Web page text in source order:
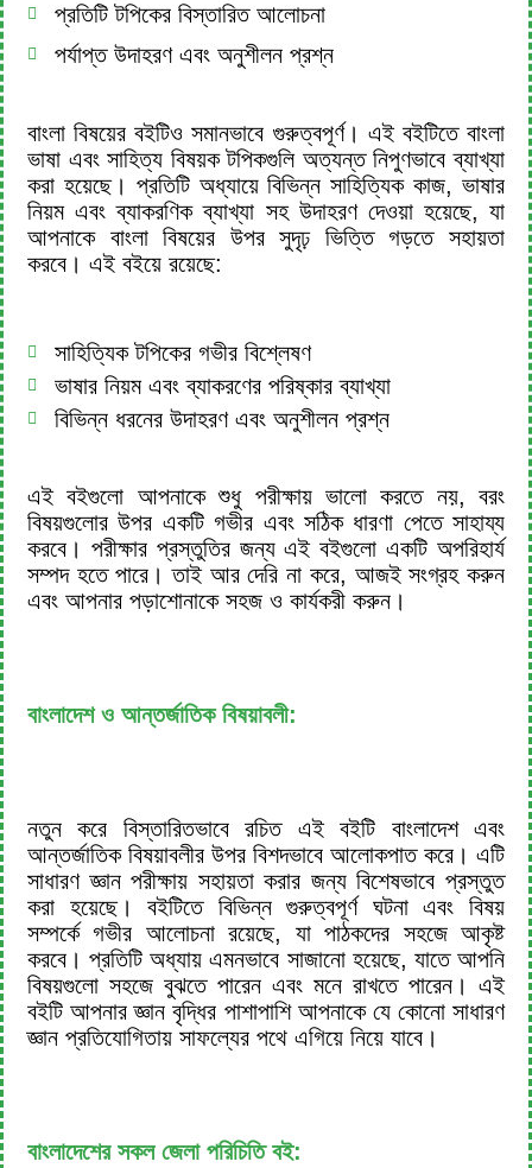
প্রতিটি টপিকের বিস্তারিত আলোচনা
পর্যাপ্ত উদাহরণ এবং অনুশীলন প্রশ্ন
বাংলা বিষয়ের বইটিও সমানভাবে গুরুত্বপূর্ণ। এই বইটিতে বাংলা
ভাষা এবং সাহিত্য বিষয়ক টপিকগুলি অত্যন্ত নিপুণভাবে ব্যাখ্যা
করা হয়েছে। প্রতিটি অধ্যায়ে বিভিন্ন সাহিত্যিক কাজ, ভাষার
নিয়ম এবং ব্যাকরণিক ব্যাখ্যা সহ উদাহরণ দেওয়া হয়েছে, যা
আপনাকে বাংলা বিষয়ের উপর সুদৃঢ় ভিত্তি গড়তে সহায়তা
করবে। এই বইয়ে রয়েছে:
সাহিত্যিক টপিকের গভীর বিশ্লেষণ
ভাষার নিয়ম এবং ব্যাকরণের পরিষ্কার ব্যাখ্যা
বিভিন্ন ধরনের উদাহরণ এবং অনুশীলন প্রশ্ন
এই বইগুলো আপনাকে শুধু পরীক্ষায় ভালো করতে নয়, বরং
বিষয়গুলোর উপর একটি গভীর এবং সঠিক ধারণা পেতে সাহায্য
করবে। পরীক্ষার প্রস্তুতির জন্য এই বইগুলো একটি অপরিহার্য
সম্পদ হতে পারে। তাই আর দেরি না করে, আজই সংগ্রহ করুন
এবং আপনার পড়াশোনাকে সহজ ও কার্যকরী করুন।
বাংলাদেশ ও আন্তর্জাতিক বিষয়াবলী:
নতুন করে বিস্তারিতভাবে রচিত এই বইটি বাংলাদেশ এবং
আন্তর্জাতিক বিষয়াবলীর উপর বিশদভাবে আলোকপাত করে। এটি
সাধারণ জ্ঞান পরীক্ষায় সহায়তা করার জন্য বিশেষভাবে প্রস্তুত
করা হয়েছে। বইটিতে বিভিন্ন গুরুত্বপূর্ণ ঘটনা এবং বিষয়
সম্পর্কে গভীর আলোচনা রয়েছে, যা পাঠকদের সহজে আকৃষ্ট
করবে। প্রতিটি অধ্যায় এমনভাবে সাজানো হয়েছে, যাতে আপনি
বিষয়গুলো সহজে বুঝতে পারেন এবং মনে রাখতে পারেন। এই
বইটি আপনার জ্ঞান বৃদ্ধির পাশাপাশি আপনাকে যে কোনো সাধারণ
জ্ঞান প্রতিযোগিতায় সাফল্যের পথে এগিয়ে নিয়ে যাবে।
বাংলাদেশের সকল জেলা পরিচিতি বই: